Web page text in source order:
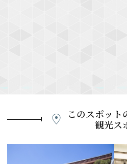
このスポット
観光ス